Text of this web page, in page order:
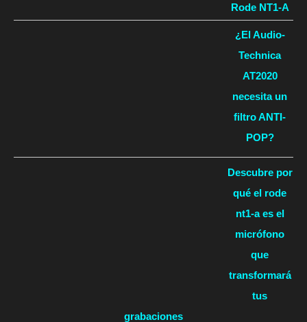
Rode NT1-A
¿El Audio-
Technica
AT2020
necesita un
filtro ANTI-
POP?
Descubre por
qué el rode
nt1-a es el
micrófono
que
transformará
tus
grabaciones